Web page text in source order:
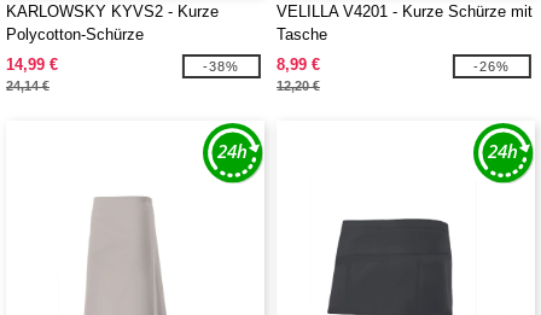
KARLOWSKY KYVS2 - Kurze
Polycotton-Schürze
14,99 €
24,14 €
-38%
VELILLA V4201 - Kurze Schürze mit
Tasche
8,99 €
12,20 €
-26%